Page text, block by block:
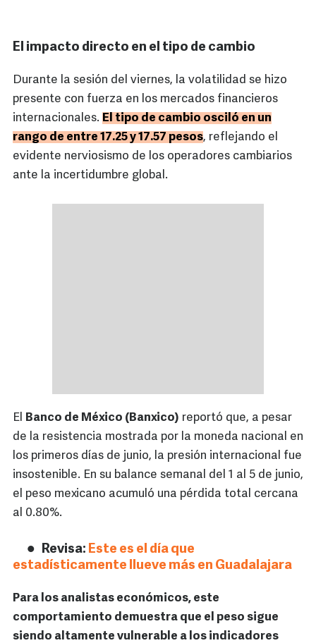
El impacto directo en el tipo de cambio
Durante la sesión del viernes, la volatilidad se hizo
presente con fuerza en los mercados financieros
internacionales. El tipo de cambio osciló en un
rango de entre 17.25 y 17.57 pesos, reflejando el
evidente nerviosismo de los operadores cambiarios
ante la incertidumbre global.
El Banco de México (Banxico) reportó que, a pesar
de la resistencia mostrada por la moneda nacional en
los primeros días de junio, la presión internacional fue
insostenible. En su balance semanal del 1 al 5 de junio,
el peso mexicano acumuló una pérdida total cercana
al 0.80%.
Revisa: Este es el día que
estadísticamente llueve más en Guadalajara
Para los analistas económicos, este
comportamiento demuestra que el peso sigue
siendo altamente vulnerable a los indicadores